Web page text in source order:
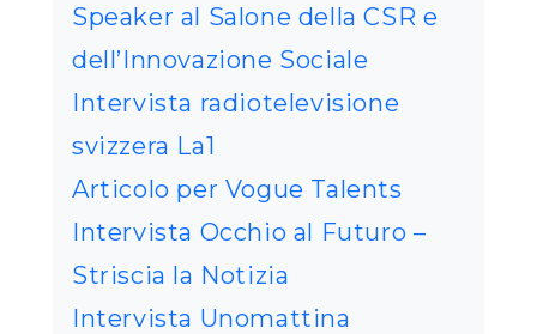
Speaker al Salone della CSR e
dell’Innovazione Sociale
Intervista radiotelevisione
svizzera La1
Articolo per Vogue Talents
Intervista Occhio al Futuro –
Striscia la Notizia
Intervista Unomattina